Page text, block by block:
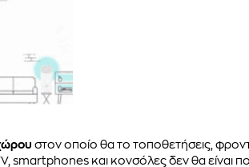
στον οποίο θα το τοποθετήσεις,
smartphones και κονσόλες δεν θα είναι